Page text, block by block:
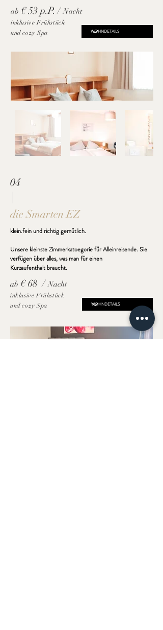
ab € 53 p.P. /Nacht
inklusive Frühstück
und cozySpa
04
die Smarten EZ
klein.fein und richtig gemütlich.​
Unsere kleinste Zimmerkatoegorie für Alleinreisende. Sie
verfügen über alles, was man für einen
Kurzaufenthalt braucht.
ab € 68 /Nacht
inklusive Frühstück
und cozySpa